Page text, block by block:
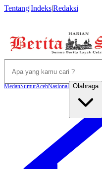
Tentang|Indeks|Redaksi
MedanSumutAcehNasional Olahraga